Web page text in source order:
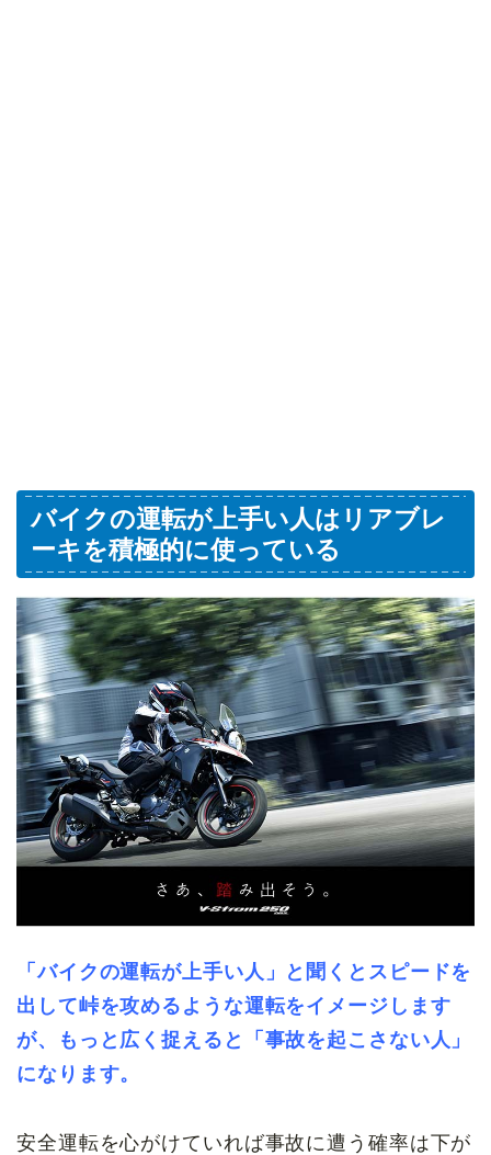
バイクの運転が上手い人はリアブレ
ーキを積極的に使っている
「バイクの運転が上手い人」と聞くとスピードを
出して峠を攻めるような運転をイメージします
が、もっと広く捉えると「事故を起こさない人」
になります。
安全運転を心がけていれば事故に遭う確率は下が